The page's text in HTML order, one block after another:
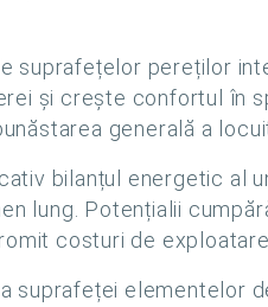
suprafețelor pereților
și crește confortul în
generală a
bilanțul energetic al
lung. Potențialii
costuri de
suprafeței elementelor